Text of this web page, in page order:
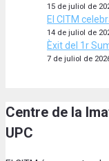
15 de juliol de
El CITM
14 de juliol de
Èxit del 1r
7 de juliol de
Centre de la
UPC